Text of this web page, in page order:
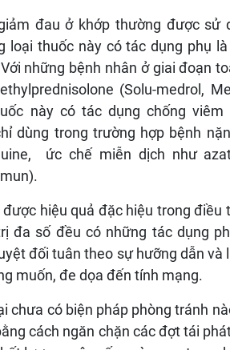
đau ở khớp thường được sử
loại thuốc này có tác dụng phụ
những bệnh nhân ở giai đoạn
(Solu-medrol,
này có tác dụng chống
dùng trong trường hợp bệnh
ức chế miễn dịch như
hiệu quả đặc hiệu trong điều
đa số đều có những tác dụng
đối tuân theo sự hưỡng dẫn và
muốn, đe dọa đến tính mạng.
chưa có biện pháp phòng tránh
cách ngăn chặn các đợt tái